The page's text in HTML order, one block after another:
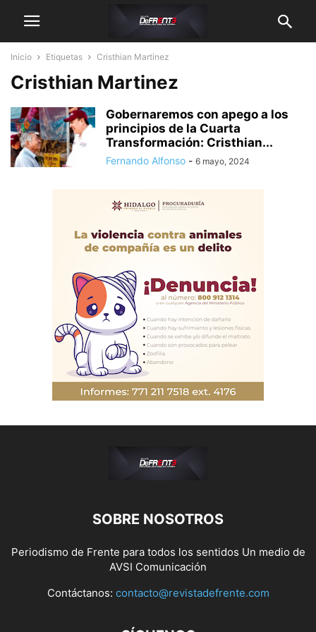
Inicio Etiquetas Cristhian Martinez
Cristhian Martinez
Gobernaremos con apego a los
principios de la Cuarta
Transformación: Cristhian...
Fernando Alfonso - 6 mayo, 2024
SOBRE NOSOTROS
Periodismo de Frente para todos los sentidos Un medio de
AVSI Comunicación
Contáctanos: contacto@revistadefrente.com